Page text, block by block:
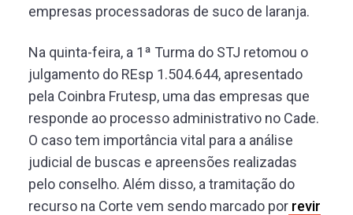
empresas processadoras de suco de laranja.
Na quinta-feira, a 1ª Turma do STJ retomou o
julgamento do REsp 1.504.644, apresentado
pela Coinbra Frutesp, uma das empresas que
responde ao processo administrativo no Cade.
O caso tem importância vital para a análise
judicial de buscas e apreensões realizadas
pelo conselho. Além disso, a tramitação do
recurso na Corte vem sendo marcado por revir